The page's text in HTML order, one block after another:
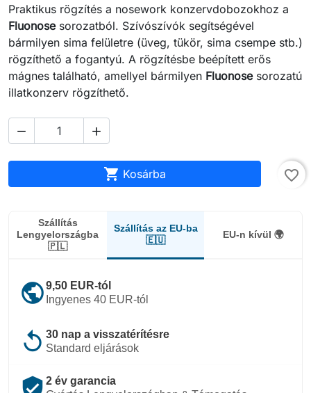
Praktikus rögzítés a nosework konzervdobozokhoz a
Fluonosesorozatból. Szívószívók segítségével
bármilyen sima felületre (üveg, tükör, sima csempe stb.)
rögzíthető a fogantyú. A rögzítésbe beépített erős
mágnes található, amellyel bármilyen Fluonosesorozatú
illatkonzerv rögzíthető.
 
 Kosárba favorite_border
Szállítás
Lengyelországba
🇵🇱
Szállítás az EU-ba
🇪🇺
EU-n kívül 🌍
public9,50 EUR-tól
Ingyenes 40 EUR-tól
replay 30 nap a visszatérítésre
Standard eljárások
2 év garancia